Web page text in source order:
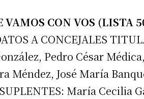
VAMOS CON VOS (LISTA
A CONCEJALES
Pedro César
Méndez, José María
María Cecilia